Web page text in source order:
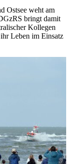
Ostsee weht am
bringt damit
Kollegen
Leben im Einsatz